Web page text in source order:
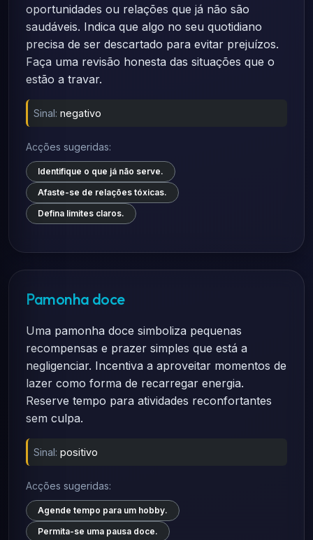
oportunidades ou relações que já não são
saudáveis. Indica que algo no seu quotidiano
precisa de ser descartado para evitar prejuízos.
Faça uma revisão honesta das situações que o
estão a travar.
Sinal: negativo
Acções sugeridas:
Identifique o que já não serve.
Afaste-se de relações tóxicas.
Defina limites claros.
Pamonha doce
Uma pamonha doce simboliza pequenas
recompensas e prazer simples que está a
negligenciar. Incentiva a aproveitar momentos de
lazer como forma de recarregar energia.
Reserve tempo para atividades reconfortantes
sem culpa.
Sinal: positivo
Acções sugeridas:
Agende tempo para um hobby.
Permita-se uma pausa doce.